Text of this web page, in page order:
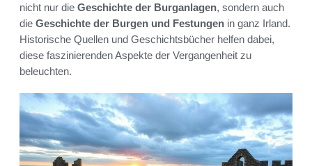
nicht nur die Geschichte der Burganlagen, sondern auch
die Geschichte der Burgen und Festungen in ganz Irland.
Historische Quellen und Geschichtsbücher helfen dabei,
diese faszinierenden Aspekte der Vergangenheit zu
beleuchten.